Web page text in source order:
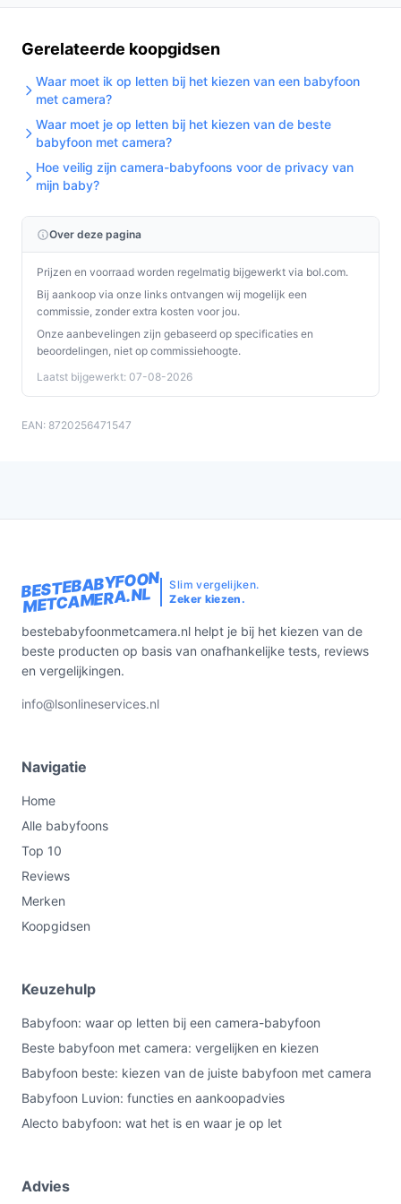
Gerelateerde koopgidsen
Waar moet ik op letten bij het kiezen van een babyfoon
met camera?
Waar moet je op letten bij het kiezen van de beste
babyfoon met camera?
Hoe veilig zijn camera-babyfoons voor de privacy van
mijn baby?
Over deze pagina
Prijzen en voorraad worden regelmatig bijgewerkt via bol.com.
Bij aankoop via onze links ontvangen wij mogelijk een
commissie, zonder extra kosten voor jou.
Onze aanbevelingen zijn gebaseerd op specificaties en
beoordelingen, niet op commissiehoogte.
Laatst bijgewerkt: 07-08-2026
EAN: 8720256471547
BESTEBABYFOON
METCAMERA.NL
Slim vergelijken.
Zeker kiezen.
bestebabyfoonmetcamera.nl helpt je bij het kiezen van de
beste producten op basis van onafhankelijke tests, reviews
en vergelijkingen.
info@lsonlineservices.nl
Navigatie
Home
Alle babyfoons
Top 10
Reviews
Merken
Koopgidsen
Keuzehulp
Babyfoon: waar op letten bij een camera-babyfoon
Beste babyfoon met camera: vergelijken en kiezen
Babyfoon beste: kiezen van de juiste babyfoon met camera
Babyfoon Luvion: functies en aankoopadvies
Alecto babyfoon: wat het is en waar je op let
Advies